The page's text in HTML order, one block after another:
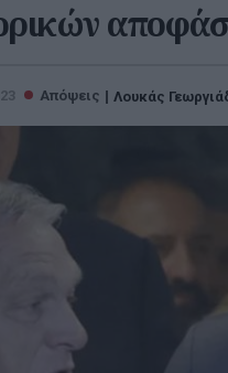
Απόψεις Λουκάς